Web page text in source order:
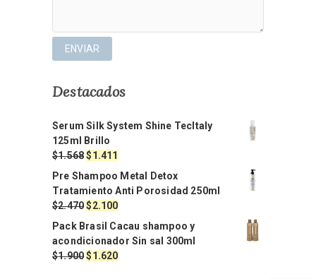
Destacados
Serum Silk System Shine TecItaly
125ml Brillo
$1.568El
original
era:
$1.568.
$1.411
precio
actual
es:
$1.411.
Pre Shampoo Metal Detox
Tratamiento Anti Porosidad 250ml
$2.470El
precio
original
era:
$2.470.
$2.100El
actual
es:
$2.100.
Pack Brasil Cacau shampoo y
acondicionador Sin sal 300ml
$1.900El
$1.620El